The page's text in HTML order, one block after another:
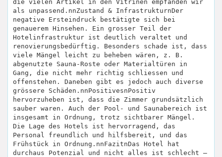
die vielen Artikel in den Vitrinen empfanden wir
als unpassend.nnZustand & InfrastrukturnDer
negative Ersteindruck bestätigte sich bei
genauerem Hinsehen. Ein grosser Teil der
Hotelinfrastruktur ist deutlich veraltet und
renovierungsbedürftig. Besonders schade ist, dass
viele Mängel leicht zu beheben wären, z. B.
abgenutzte Sauna-Roste oder Materialtüren in
Gang, die nicht mehr richtig schliessen und
offenstehen. Daneben gibt es jedoch auch diverse
grössere Schäden.nnPositivesnPositiv
hervorzuheben ist, dass die Zimmer grundsätzlich
sauber waren. Auch der Pool- und Saunabereich ist
insgesamt in Ordnung, trotz sichtbarer Mängel.
Die Lage des Hotels ist hervorragend, das
Personal freundlich und hilfsbereit, und das
Frühstück in Ordnung.nnFazitnDas Hotel hat
durchaus Potenzial und nicht alles ist schlecht –